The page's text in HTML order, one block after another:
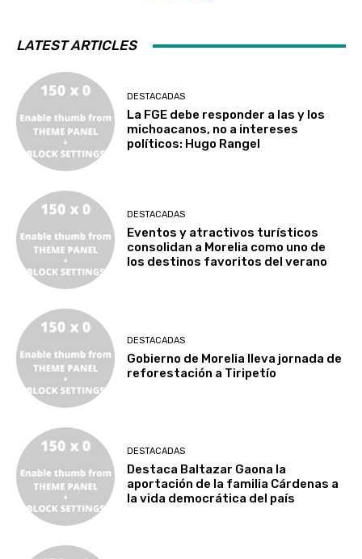
LATEST ARTICLES
DESTACADAS
La FGE debe responder a las y los
michoacanos, no a intereses
políticos: Hugo Rangel
DESTACADAS
Eventos y atractivos turísticos
consolidan a Morelia como uno de
los destinos favoritos del verano
DESTACADAS
Gobierno de Morelia lleva jornada de
reforestación a Tiripetío
DESTACADAS
Destaca Baltazar Gaona la
aportación de la familia Cárdenas a
la vida democrática del país